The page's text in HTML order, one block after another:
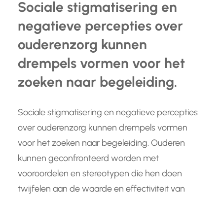
Sociale stigmatisering en
negatieve percepties over
ouderenzorg kunnen
drempels vormen voor het
zoeken naar begeleiding.
Sociale stigmatisering en negatieve percepties
over ouderenzorg kunnen drempels vormen
voor het zoeken naar begeleiding. Ouderen
kunnen geconfronteerd worden met
vooroordelen en stereotypen die hen doen
twijfelen aan de waarde en effectiviteit van